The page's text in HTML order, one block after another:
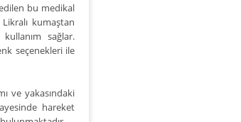
bu medikal
kumaştan
sağlar.
seçenekleri ile
ve yakasındaki
hareket